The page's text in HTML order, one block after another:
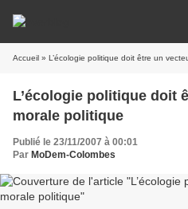
Accueil » L’écologie politique doit être un
L’écologie politique doit
morale politique
Publié le 23/11/2007 à 00:01
Par MoDem-Colombes